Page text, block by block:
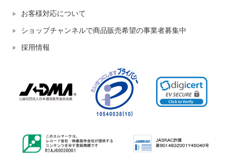
お客様対応について
ショップチャンネルで商品販売希望の事業者募集中
採用情報